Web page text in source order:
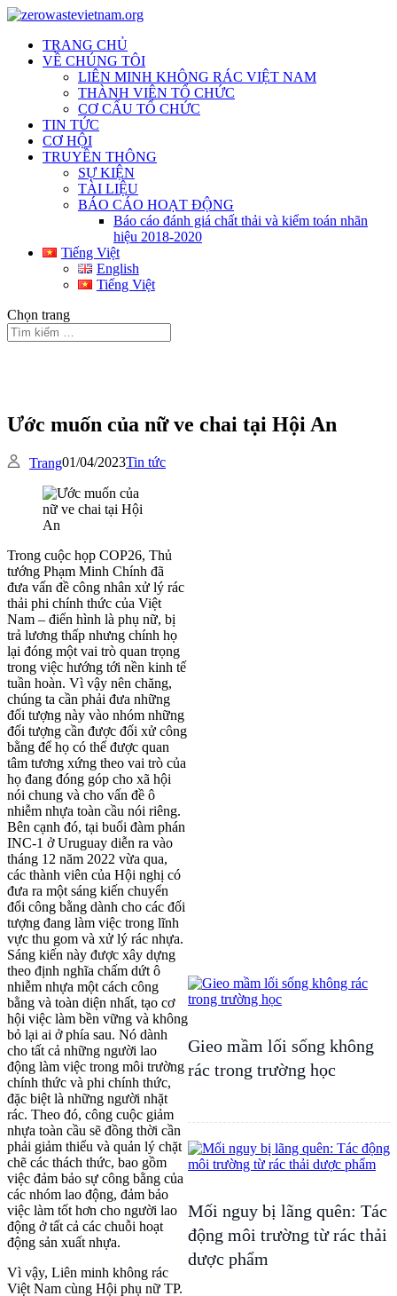
TRANG CHỦ
VỀ CHÚNG TÔI
LIÊN MINH KHÔNG RÁC VIỆT NAM
THÀNH VIÊN TỔ CHỨC
CƠ CẤU TỔ CHỨC
TIN TỨC
CƠ HỘI
TRUYỀN THÔNG
SỰ KIỆN
TÀI LIỆU
BÁO CÁO HOẠT ĐỘNG
Báo cáo đánh giá chất thải và kiểm toán nhãn
hiệu 2018-2020
Tiếng Việt
English
Tiếng Việt
Chọn trang
Ước muốn của nữ ve chai tại Hội An
Trang01/04/2023Tin tức
Trong cuộc họp COP26, Thủ
tướng Phạm Minh Chính đã
đưa vấn đề công nhân xử lý rác
thải phi chính thức của Việt
Nam – điển hình là phụ nữ, bị
trả lương thấp nhưng chính họ
lại đóng một vai trò quan trọng
trong việc hướng tới nền kinh tế
tuần hoàn. Vì vậy nên chăng,
chúng ta cần phải đưa những
đối tượng này vào nhóm những
đối tượng cần được đối xử công
bằng để họ có thể được quan
tâm tương xứng theo vai trò của
họ đang đóng góp cho xã hội
nói chung và cho vấn đề ô
nhiễm nhựa toàn cầu nói riêng.
Bên cạnh đó, tại buổi đàm phán
INC-1 ở Uruguay diễn ra vào
tháng 12 năm 2022 vừa qua,
các thành viên của Hội nghị có
đưa ra một sáng kiến chuyển
đổi công bằng dành cho các đối
tượng đang làm việc trong lĩnh
vực thu gom và xử lý rác nhựa.
Sáng kiến này được xây dựng
theo định nghĩa chấm dứt ô
nhiễm nhựa một cách công
bằng và toàn diện nhất, tạo cơ
hội việc làm bền vững và không
bỏ lại ai ở phía sau. Nó dành
cho tất cả những người lao
động làm việc trong môi trường
chính thức và phi chính thức,
đặc biệt là những người nhặt
rác. Theo đó, công cuộc giảm
nhựa toàn cầu sẽ đồng thời cần
phải giảm thiểu và quản lý chặt
chẽ các thách thức, bao gồm
việc đảm bảo sự công bằng của
các nhóm lao động, đảm bảo
việc làm tốt hơn cho người lao
động ở tất cả các chuỗi hoạt
động sản xuất nhựa.
Vì vậy, Liên minh không rác
Việt Nam cùng Hội phụ nữ TP.
Gieo mầm lối sống không
rác trong trường học
Mối nguy bị lãng quên: Tác
động môi trường từ rác thải
dược phẩm